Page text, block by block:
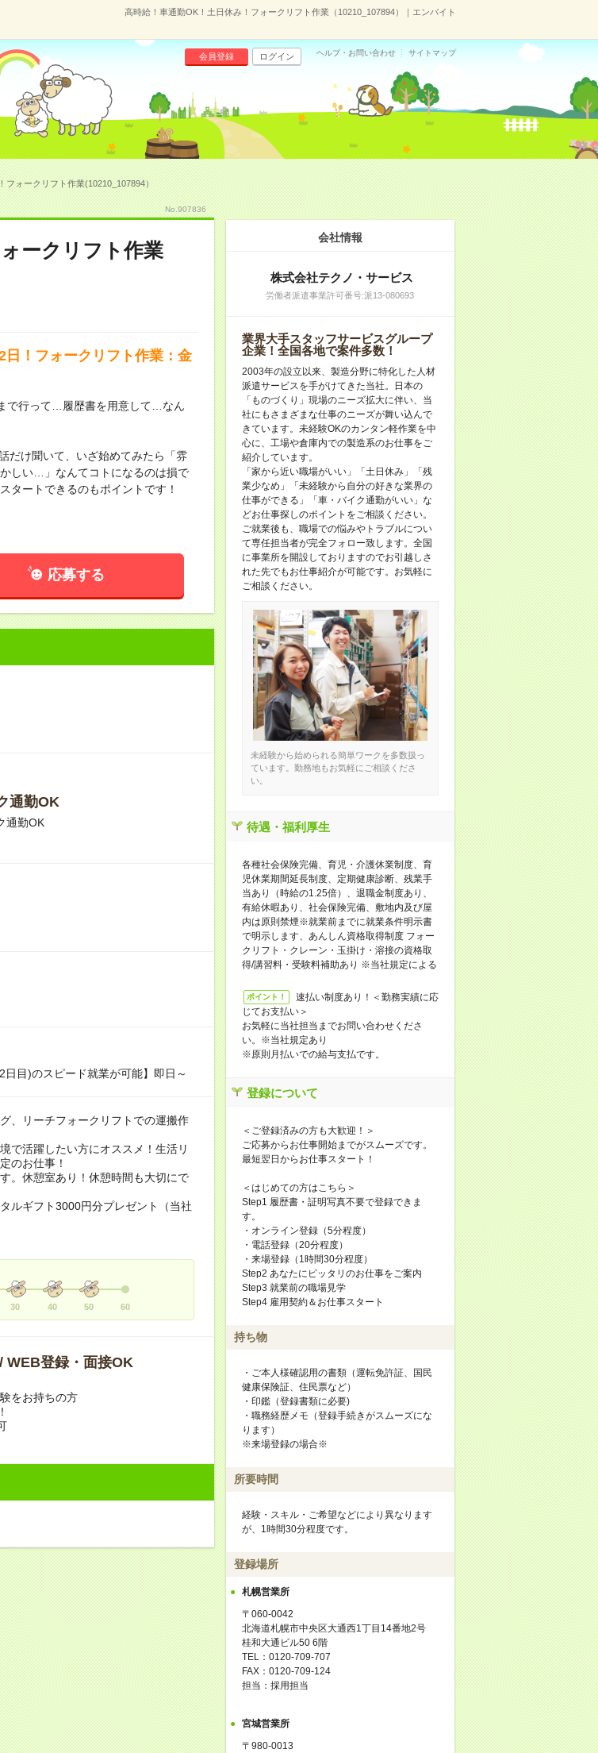
高時給！車通勤OK！土日休み！フォークリフト作業（10210_107894）｜エンバイト
会員登録 ログイン ヘルプ・お問い合わせ サイトマップ
フォークリフト作業(10210_107894）
No.907836
ークリフト作業
！フォークリフト作業：金
で行って…履歴書を用意して…なん
だけ聞いて、いざ始めてみたら「雰
しい…」なんてコトになるのは損で
タートできるのもポイントです！
応募する
通勤OK
通勤OK
目)のスピード就業が可能】即日～
、リーチフォークリフトでの運搬作
で活躍したい方にオススメ！生活リ
のお仕事！
。休憩室あり！休憩時間も大切にで
ルギフト3000円分プレゼント（当社
30 40 50 60
WEB登録・面接OK
をお持ちの方
会社情報
株式会社テクノ・サービス
労働者派遣事業許可番号:派13-080693
業界大手スタッフサービスグループ
企業！全国各地で案件多数！
2003年の設立以来、製造分野に特化した人材
派遣サービスを手がけてきた当社。日本の
「ものづくり」現場のニーズ拡大に伴い、当
社にもさまざまな仕事のニーズが舞い込んで
きています。未経験OKのカンタン軽作業を中
心に、工場や倉庫内での製造系のお仕事をご
紹介しています。
「家から近い職場がいい」「土日休み」「残
業少なめ」「未経験から自分の好きな業界の
仕事ができる」「車・バイク通勤がいい」な
どお仕事探しのポイントをご相談ください。
ご就業後も、職場での悩みやトラブルについ
て専任担当者が完全フォロー致します。全国
に事業所を開設しておりますのでお引越しさ
れた先でもお仕事紹介が可能です。お気軽に
ご相談ください。
未経験から始められる簡単ワークを多数扱っ
ています。勤務地もお気軽にご相談くださ
い。
待遇・福利厚生
各種社会保険完備、育児・介護休業制度、育
児休業期間延長制度、定期健康診断、残業手
当あり（時給の1.25倍）、退職金制度あり、
有給休暇あり、社会保険完備、敷地内及び屋
内は原則禁煙※就業前までに就業条件明示書
で明示します、あんしん資格取得制度 フォー
クリフト・クレーン・玉掛け・溶接の資格取
得/講習料・受験料補助あり ※当社規定による
ポイント！
速払い制度あり！＜勤務実績に応
じてお支払い＞
お気軽に当社担当までお問い合わせくださ
い。※当社規定あり
※原則月払いでの給与支払です。
登録について
＜ご登録済みの方も大歓迎！＞
ご応募からお仕事開始までがスムーズです。
最短翌日からお仕事スタート！
＜はじめての方はこちら＞
Step1 履歴書・証明写真不要で登録できま
す。
・オンライン登録（5分程度）
・電話登録（20分程度）
・来場登録（1時間30分程度）
Step2 あなたにピッタリのお仕事をご案内
Step3 就業前の職場見学
Step4 雇用契約＆お仕事スタート
持ち物
・ご本人様確認用の書類（運転免許証、国民
健康保険証、住民票など）
・印鑑（登録書類に必要)
・職務経歴メモ（登録手続きがスムーズにな
ります）
※来場登録の場合※
所要時間
経験・スキル・ご希望などにより異なります
が、1時間30分程度です。
登録場所
札幌営業所
〒060-0042
北海道札幌市中央区大通西1丁目14番地2号
桂和大通ビル50 6階
TEL：0120-709-707
FAX：0120-709-124
担当：採用担当
宮城営業所
〒980-0013